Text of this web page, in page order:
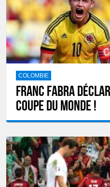
COLOMBIE
Franc Fabra
Coupe du monde !